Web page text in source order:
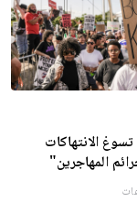
الانتهاكات
المهاجرين"